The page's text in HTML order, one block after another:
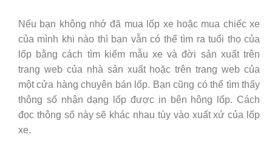
Nếu bạn không nhớ đã mua lốp xe hoặc mua chiếc xe
của mình khi nào thì bạn vẫn có thể tìm ra tuổi thọ của
lốp bằng cách tìm kiếm mẫu xe và đời sản xuất trên
trang web của nhà sản xuất hoặc trên trang web của
một cửa hàng chuyên bán lốp. Bạn cũng có thể tìm thấy
thông số nhận dạng lốp được in bên hông lốp. Cách
đọc thông số này sẽ khác nhau tùy vào xuất xứ của lốp
xe.